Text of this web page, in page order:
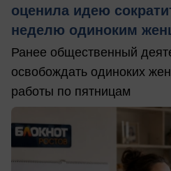
оценила идею
неделю одиноким
Ранее общественный
освобождать одиноких
работы по пятницам